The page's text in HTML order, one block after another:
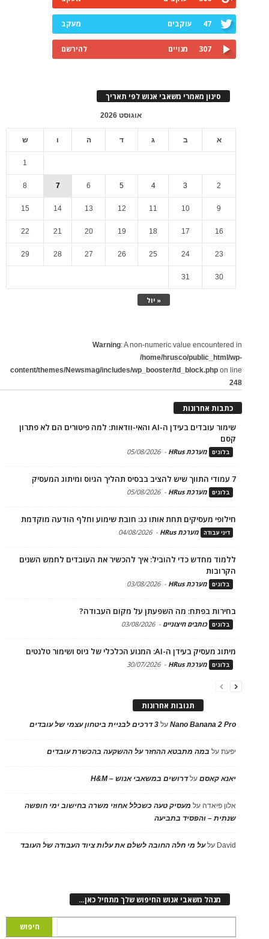
47 עוקבים מעקב
307 מנויים להירשם
סינון מאמרי משאבי אנוש לפי תאריך
אוגוסט 2026
א ב ג ד ה ו ש
« יול
1
2
3
4
5
6
7
8
9
10
11
12
13
14
15
16
17
18
19
20
21
22
23
24
25
26
27
28
29
30
31
Warning: A non-numeric value encountered in
/home/hrusco/public_html/wp-
content/themes/Newsmag/includes/wp_booster/td_block.php on line
248
כתבות אחרונות
שימור עובדים בעידן ה-AI והאי-וודאות: למה פיטורים הם לא פתרון
קסם
בלוגים מערכת HRus -
05/08/2026
7 עמודי התווך שיש להציב בבסיס תהליך הגיוס ומיתוג המעסיק
בלוגים מערכת HRus -
05/08/2026
חילופי מעסיקים תחת אותו גג: חובת שימוע וחלף הודעה מוקדמת
דיני עבודה מערכת HRus -
04/08/2026
ללמוד מחדש כדי להוביל: איך להכשיר את העובדים לחמש השנים
הקרובות
בלוגים מערכת HRus -
03/08/2026
בחירות בפתח: מה השפעתן על מקום העבודה?
בלוגים כותבים חיצוניים -
03/08/2026
מיתוג מעסיק בעידן ה-AI: המנוע הכלכלי של גיוס ושימור טלנטים
בלוגים מערכת HRus -
30/07/2026
תגובות אחרונות
Nano Banana 2 Proעל 3 דרכים לבניית ביטחון עצמי של עובדים
יפעתעל במה מתבטא ההחזר על ההשקעה בהכשרת עובדים
יאנא קאסםעלדרושים במשאבי אנוש – H&M
אלון פיאדה על מעסיק טעה כשכלל אחוזי משרה בחישוב ימי חופשה
שנתית – והפסיד בתביעה
David עלעל מי חלה החובה לשלם את עלות ציוד העבודה של העובד
מנהל משאבי אנוש החיפוש שלך מתחיל כאן…